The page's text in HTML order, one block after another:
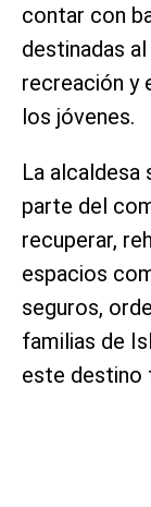
contar con
destinadas
recreación y
los jóvenes.
La
parte del
recuperar,
espacios
seguros,
familias de
este destino